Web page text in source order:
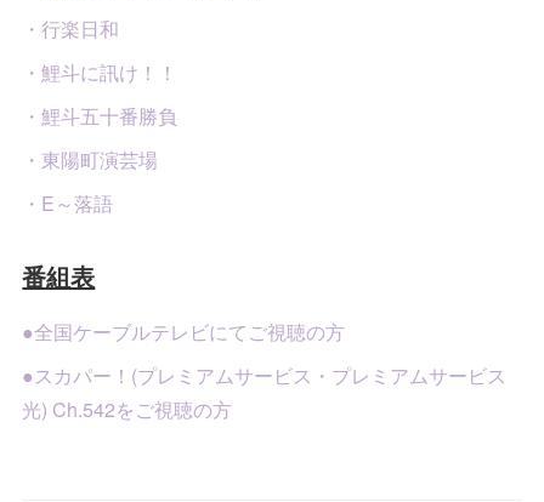
・行楽日和
・鯉斗に訊け！！
・鯉斗五十番勝負
・東陽町演芸場
・E～落語
番組表
●全国ケーブルテレビにてご視聴の方
●スカパー！(プレミアムサービス・プレミアムサービス
光) Ch.542をご視聴の方